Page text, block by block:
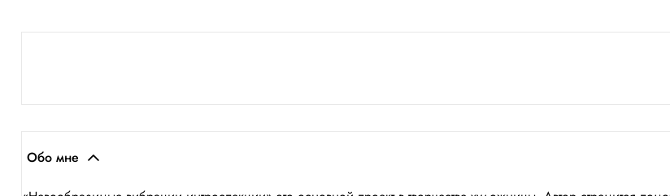
Обо мне